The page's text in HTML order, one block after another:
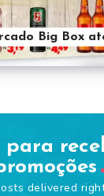
Big Box
para
delivered